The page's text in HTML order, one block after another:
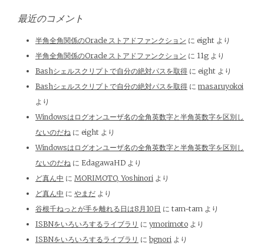
最近のコメント
半角全角関係のOracle ストアドファンクション に eight より
半角全角関係のOracle ストアドファンクション に 11g より
Bashシェルスクリプトで自分の絶対パスを取得 に eight より
Bashシェルスクリプトで自分の絶対パスを取得 に masaruyokoi
より
Windowsはログオンユーザ名の全角英数字と半角英数字を区別し
ないのだね に eight より
Windowsはログオンユーザ名の全角英数字と半角英数字を区別し
ないのだね に EdagawaHD より
ど真ん中 に MORIMOTO, Yoshinori より
ど真ん中 に やまだ より
谷根千ねっとが手を離れる日は8月10日 に tam-tam より
ISBNをいろいろするライブラリ に ymorimoto より
ISBNをいろいろするライブラリ に bgnori より